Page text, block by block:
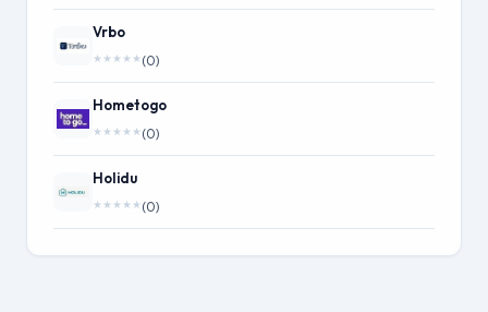
Vrbo
★ ★ ★ ★ ★ (0)
Hometogo
★ ★ ★ ★ ★ (0)
Holidu
★ ★ ★ ★ ★ (0)